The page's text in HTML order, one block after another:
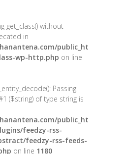
get_class() without
in
public_ht
wp-http.php on line
Passing
($string) of type string is
public_ht
feedzy-rss-
feedzy-rss-feeds-
on line 1180